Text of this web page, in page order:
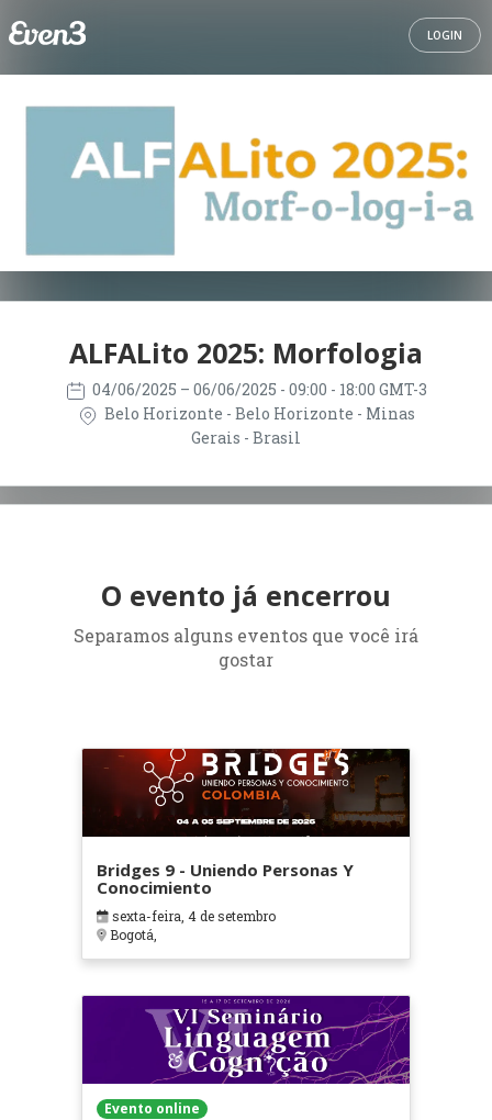
LOGIN
ALFALito 2025: Morfologia
04/06/2025 – 06/06/2025 - 09:00 - 18:00 GMT-3
Belo Horizonte - Belo Horizonte - Minas
Gerais - Brasil
O evento já encerrou
Separamos alguns eventos que você irá
gostar
Bridges 9 - Uniendo Personas Y
Conocimiento
sexta-feira, 4 de setembro
Bogotá,
Evento online